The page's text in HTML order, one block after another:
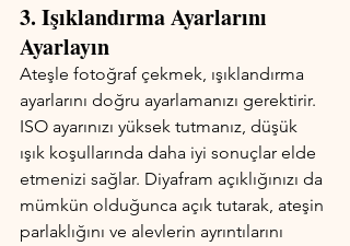
3. Işıklandırma Ayarlarını
Ayarlayın
Ateşle fotoğraf çekmek, ışıklandırma
ayarlarını doğru ayarlamanızı gerektirir.
ISO ayarınızı yüksek tutmanız, düşük
ışık koşullarında daha iyi sonuçlar elde
etmenizi sağlar. Diyafram açıklığınızı da
mümkün olduğunca açık tutarak, ateşin
parlaklığını ve alevlerin ayrıntılarını